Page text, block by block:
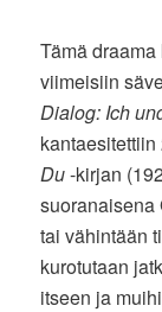
Tämä
viimeisiin
Dialog: Ich
Du-kirjan
suoranaisena
tai vähintään
kurotutaan
itseen ja